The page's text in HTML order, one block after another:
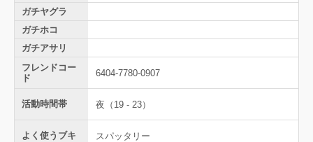
ガチヤグラ
ガチホコ
ガチアサリ
フレンドコー
ド
6404-7780-0907
活動時間帯 夜（19 - 23）
よく使うブキ スパッタリー